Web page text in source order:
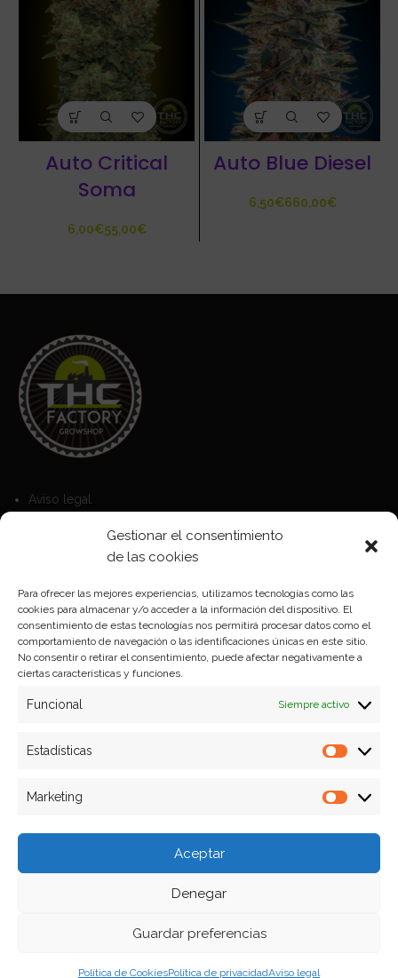
Gestionar el consentimiento
de las cookies
Para ofrecer las mejores experiencias, utilizamos tecnologías como las
cookies para almacenar y/o acceder a la información del dispositivo. El
consentimiento de estas tecnologías nos permitirá procesar datos como el
comportamiento de navegación o las identificaciones únicas en este sitio.
No consentir o retirar el consentimiento, puede afectar negativamente a
ciertas características y funciones.
Funcional Siempre activo
Estadísticas
Marketing
Aceptar
Denegar
Guardar preferencias
Política de CookiesPolítica de privacidadAviso legal
Auto Critical
Soma
€ €
Auto Blue Diesel
€ €
Aviso legal
Política de Cookies
Política de privacidad
Formas de pago
Plazos y condiciones de envio
Politica de devoluciones